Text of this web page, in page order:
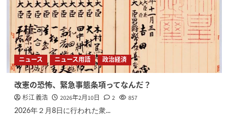
ニュース ニュース用語 政治経済
改憲の恐怖、緊急事態条項ってなんだ？
杉江 義浩 2026年2月10日 2 857
2026年２月8日に行われた衆...